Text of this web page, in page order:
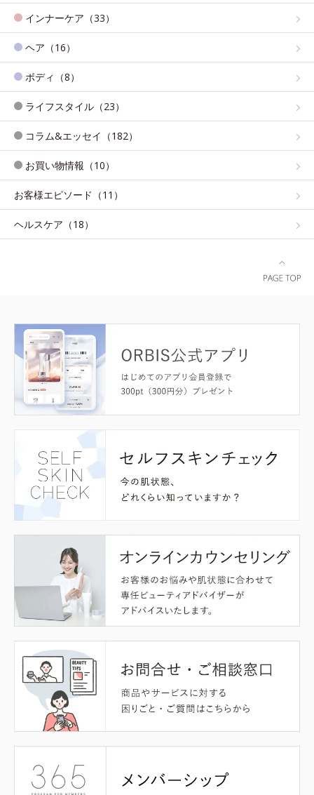
インナーケア（33）
ヘア（16）
ボディ（8）
ライフスタイル（23）
コラム&エッセイ（182）
お買い物情報（10）
お客様エピソード（11）
ヘルスケア（18）